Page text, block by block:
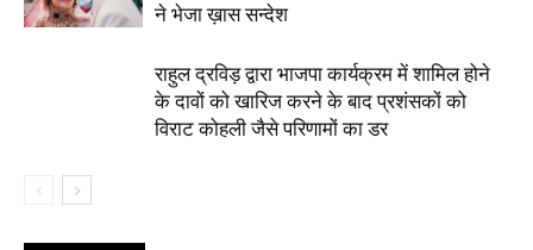
ने भेजा ख़ास सन्देश
राहुल द्रविड़ द्वारा भाजपा कार्यक्रम में शामिल होने
के दावों को खारिज करने के बाद प्रशंसकों को
विराट कोहली जैसे परिणामों का डर